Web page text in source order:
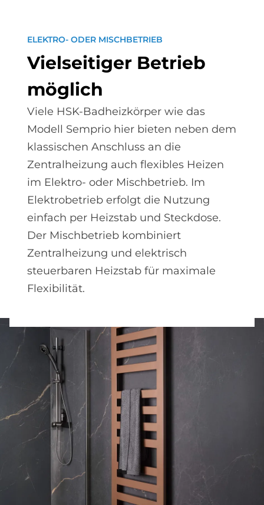
ELEKTRO- ODER MISCHBETRIEB
Viel­sei­ti­ger Be­trieb
mög­lich
Viele HSK-Badheizkörper wie das
Modell Semprio hier bieten neben dem
klassischen Anschluss an die
Zentralheizung auch flexibles Heizen
im Elektro- oder Mischbetrieb. Im
Elektrobetrieb erfolgt die Nutzung
einfach per Heizstab und Steckdose.
Der Mischbetrieb kombiniert
Zentralheizung und elektrisch
steuerbaren Heizstab für maximale
Flexibilität.